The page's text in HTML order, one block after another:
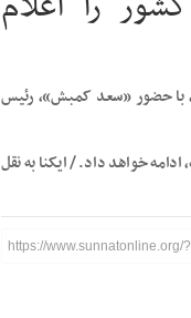
با حضور «سعد کمبش»، رئیس
خواهد داد. / ایکنا به نقل
https://www.sunnatonline.org/